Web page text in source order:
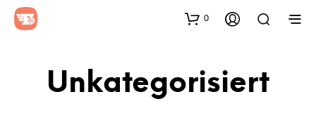
0
Unkategorisiert